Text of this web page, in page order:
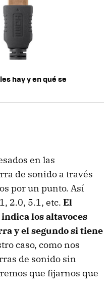
hay y en qué se
en las
de sonido a través
por un punto. Así
2.0, 5.1, etc. El
los altavoces
y el segundo si tiene
caso, como nos
de sonido sin
que fijarnos que